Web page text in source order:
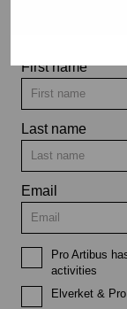
First name
Last name
Email
Pro Artibus
activities
Elverket &